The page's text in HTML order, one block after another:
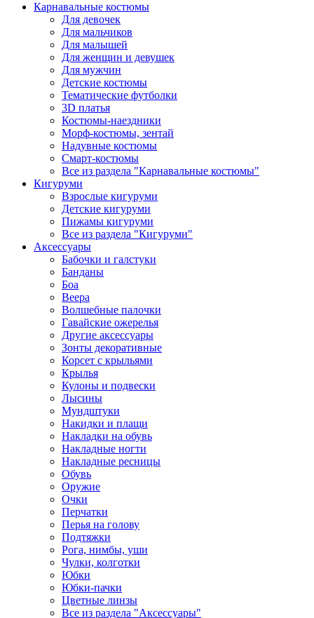
Карнавальные костюмы
Для девочек
Для мальчиков
Для малышей
Для женщин и девушек
Для мужчин
Детские костюмы
Тематические футболки
3D платья
Костюмы-наездники
Морф-костюмы, зентай
Надувные костюмы
Смарт-костюмы
Все из раздела "Карнавальные костюмы"
Кигуруми
Взрослые кигуруми
Детские кигуруми
Пижамы кигуруми
Все из раздела "Кигуруми"
Аксессуары
Бабочки и галстуки
Банданы
Боа
Веера
Волшебные палочки
Гавайские ожерелья
Другие аксессуары
Зонты декоративные
Корсет с крыльями
Крылья
Кулоны и подвески
Лысины
Мундштуки
Накидки и плащи
Накладки на обувь
Накладные ногти
Накладные ресницы
Обувь
Оружие
Очки
Перчатки
Перья на голову
Подтяжки
Рога, нимбы, уши
Чулки, колготки
Юбки
Юбки-пачки
Цветные линзы
Все из раздела "Аксессуары"